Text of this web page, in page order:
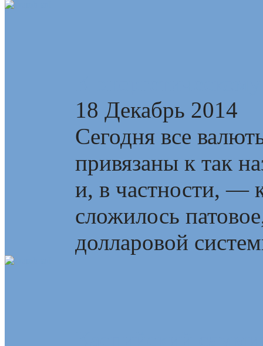
18 Декабрь 2014
Сегодня все
привязаны к так
и, в частности,
сложилось
долларовой